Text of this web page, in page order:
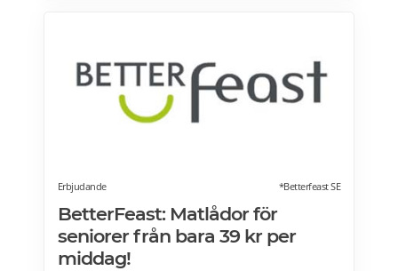
om pensionärsrabatter på Lidl här.
Erbjudande *Betterfeast SE
BetterFeast: Matlådor för
seniorer från bara 39 kr per
middag!